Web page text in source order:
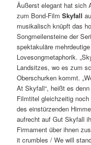
Äußerst elegant hat sich
zum Bond-FilmSkyfall
musikalisch knüpft das
Songmeilensteine der
spektakuläre
Lovesongmetaphorik.
Landsitzes, wo es zum
Oberschurken kommt.
At Skyfall“, heißt es
Filmtitel gleichzeitig
des einstürzenden
aufrecht auf Gut Skyfall
Firmament über ihnen
it crumbles / We will